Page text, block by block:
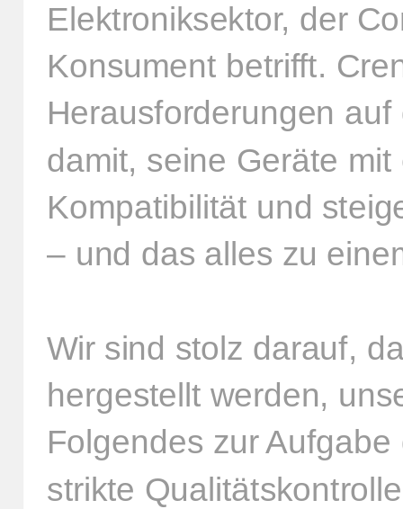
Elektroniksektor, der
Konsument betrifft.
Herausforderungen
damit, seine Geräte
Kompatibilität und
– und das alles zu
Wir sind stolz darauf,
hergestellt werden,
Folgendes zur
strikte